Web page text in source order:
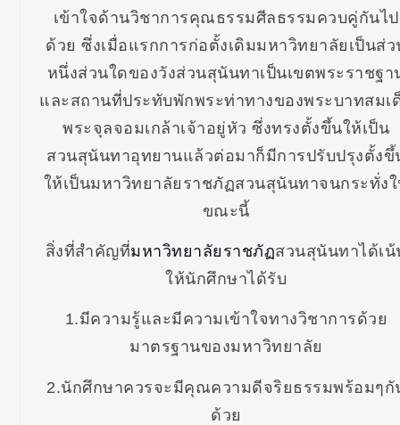
เข้าใจด้านวิชาการคุณธรรมศีลธรรมควบคู่กันไป
ด้วย ซึ่งเมื่อแรกการก่อตั้งเดิมมหาวิทยาลัยเป็นส่ว
หนึ่งส่วนใดของวังส่วนสุนันทาเป็นเขตพระราชฐา
และสถานที่ประทับพักพระท่าทางของพระบาทสมเ
พระจุลจอมเกล้าเจ้าอยู่หัว ซึ่งทรงตั้งขึ้นให้เป็น
สวนสุนันทาอุทยานแล้วต่อมาก็มีการปรับปรุงตั้งขึ้
ให้เป็นมหาวิทยาลัยราชภัฏสวนสุนันทาจนกระทั่ง
ขณะนี้
สิ่งที่สำคัญที่มหาวิทยาลัยราชภัฏสวนสุนันทาได้เน้
ให้นักศึกษาได้รับ
1.มีความรู้และมีความเข้าใจทางวิชาการด้วย
มาตรฐานของมหาวิทยาลัย
2.นักศึกษาควรจะมีคุณความดีจริยธรรมพร้อมๆกั
ด้วย